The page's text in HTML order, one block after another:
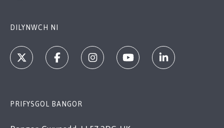
DILYNWCH NI
PRIFYSGOL BANGOR